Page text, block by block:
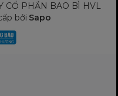
CỔ PHẦN BAO BÌ HVL
bởi Sapo